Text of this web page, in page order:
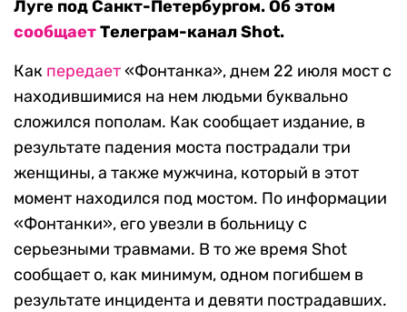
Луге под Санкт-Петербургом. Об этом
сообщаетТелеграм-канал Shot.
Как передает«Фонтанка», днем 22 июля мост с
находившимися на нем людьми буквально
сложился пополам. Как сообщает издание, в
результате падения моста пострадали три
женщины, а также мужчина, который в этот
момент находился под мостом. По информации
«Фонтанки», его увезли в больницу с
серьезными травмами. В то же время Shot
сообщает о, как минимум, одном погибшем в
результате инцидента и девяти пострадавших.